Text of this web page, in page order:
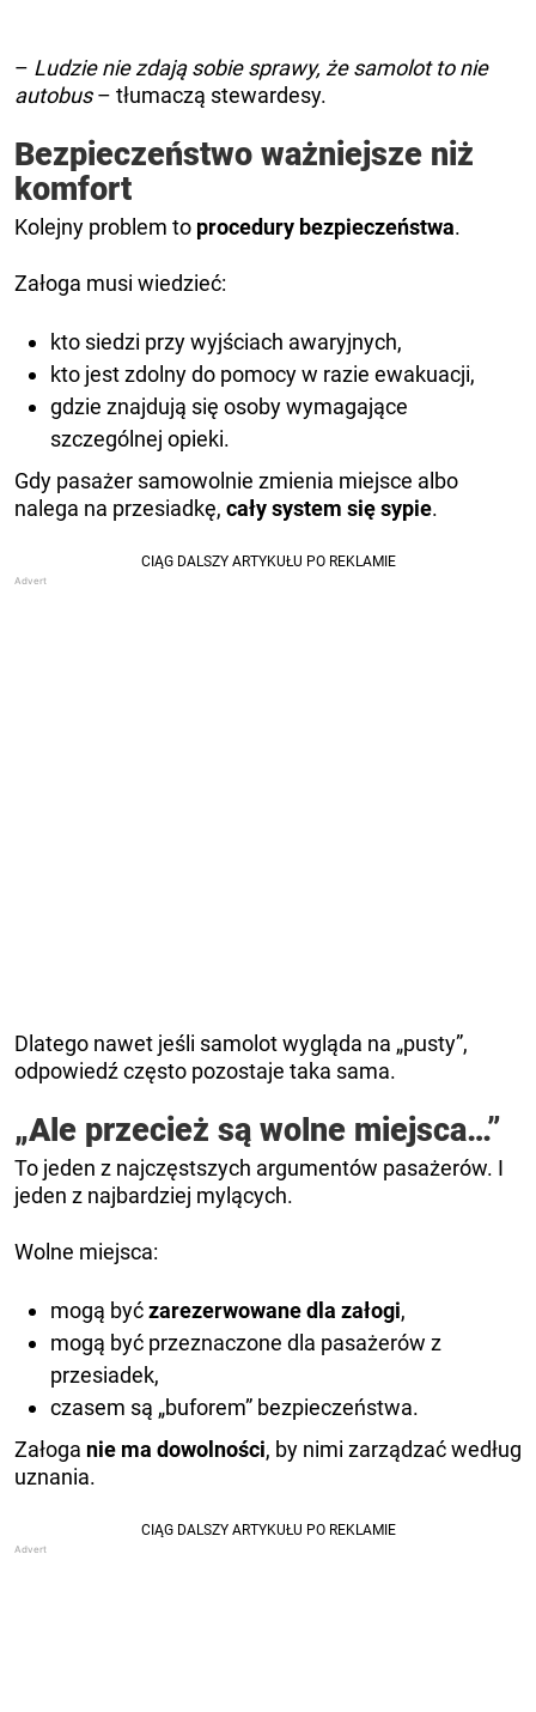
– Ludzie nie zdają sobie sprawy, że samolot to nie
autobus– tłumaczą stewardesy.
Bezpieczeństwo ważniejsze niż
komfort
Kolejny problem to procedury bezpieczeństwa.
Załoga musi wiedzieć:
kto siedzi przy wyjściach awaryjnych,
kto jest zdolny do pomocy w razie ewakuacji,
gdzie znajdują się osoby wymagające
szczególnej opieki.
Gdy pasażer samowolnie zmienia miejsce albo
nalega na przesiadkę, cały system się sypie.
Dlatego nawet jeśli samolot wygląda na „pusty”,
odpowiedź często pozostaje taka sama.
„Ale przecież są wolne miejsca…”
To jeden z najczęstszych argumentów pasażerów. I
jeden z najbardziej mylących.
Wolne miejsca:
mogą byćzarezerwowane dla załogi,
mogą być przeznaczone dla pasażerów z
przesiadek,
czasem są „buforem” bezpieczeństwa.
Załoga nie ma dowolności, by nimi zarządzać według
uznania.